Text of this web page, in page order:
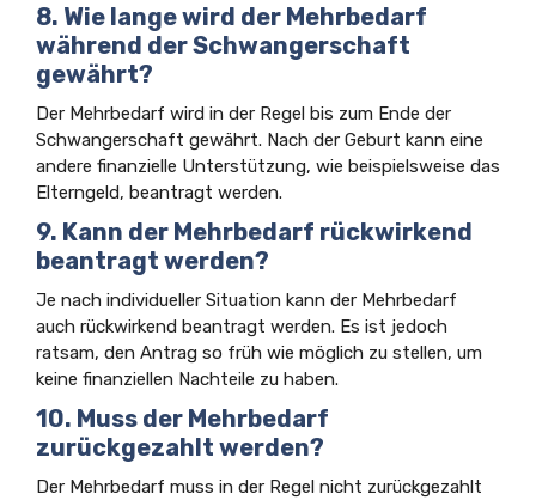
8. Wie lange wird der Mehrbedarf
während der Schwangerschaft
gewährt?
Der Mehrbedarf wird in der Regel bis zum Ende der
Schwangerschaft gewährt. Nach der Geburt kann eine
andere finanzielle Unterstützung, wie beispielsweise das
Elterngeld, beantragt werden.
9. Kann der Mehrbedarf rückwirkend
beantragt werden?
Je nach individueller Situation kann der Mehrbedarf
auch rückwirkend beantragt werden. Es ist jedoch
ratsam, den Antrag so früh wie möglich zu stellen, um
keine finanziellen Nachteile zu haben.
10. Muss der Mehrbedarf
zurückgezahlt werden?
Der Mehrbedarf muss in der Regel nicht zurückgezahlt